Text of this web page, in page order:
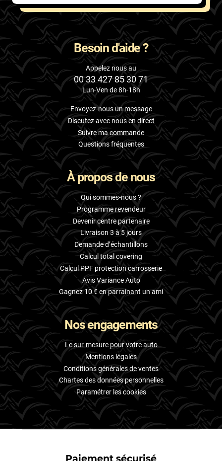
Besoin d'aide ?
Appelez nous au
00 33 427 85 30 71
Lun-Ven de 8h-18h
Envoyez-nous un message
Discutez avec nous en direct
Suivre ma commande
Questions fréquentes
À propos de nous
Qui sommes-nous ?
Programme revendeur
Devenir centre partenaire
Livraison 3 à 5 jours
Demande d’échantillons
Calcul total covering
Calcul PPF protection carrosserie
Avis Variance Auto
Gagnez 10 € en parrainant un ami
Nos engagements
Le sur-mesure pour votre auto
Mentions légales
Conditions générales de ventes
Chartes des données personnelles
Paramétrer les cookies